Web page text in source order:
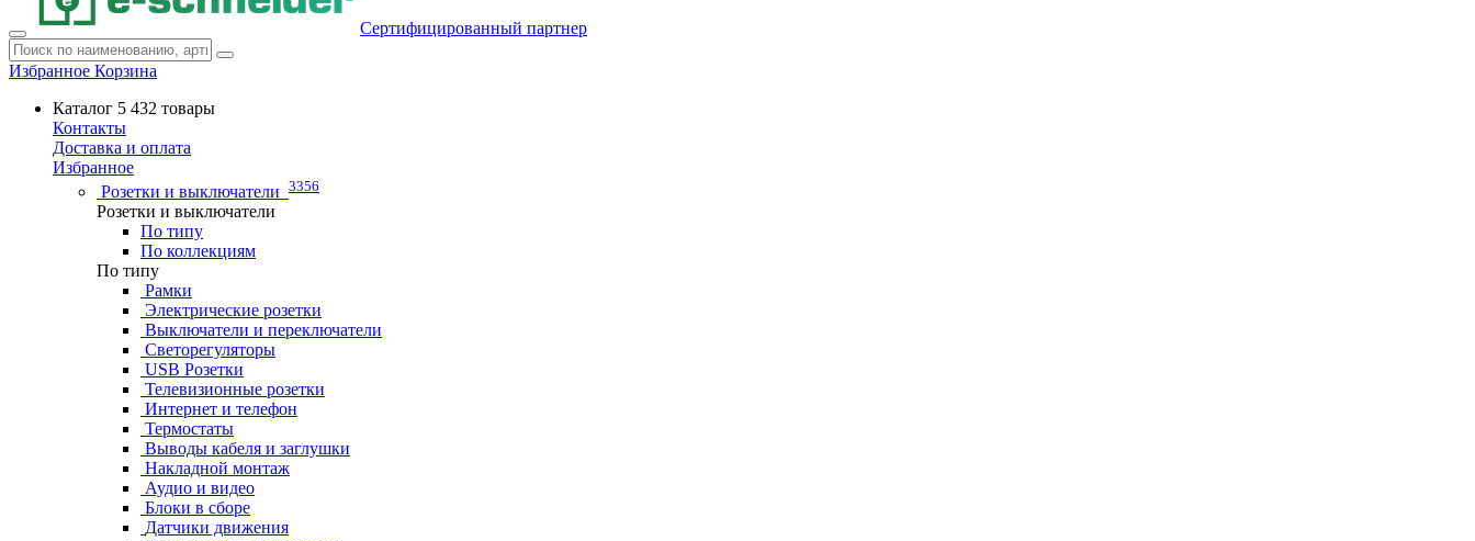
Сертифицированный партнер
Избранное Корзина
Каталог 5 432 товары
Контакты
Доставка и оплата
Избранное
Розетки и выключатели 3356
Розетки и выключатели
По типу
По коллекциям
По типу
Рамки
Электрические розетки
Выключатели и переключатели
Светорегуляторы
USB Розетки
Телевизионные розетки
Интернет и телефон
Термостаты
Выводы кабеля и заглушки
Накладной монтаж
Аудио и видео
Блоки в сборе
Датчики движения